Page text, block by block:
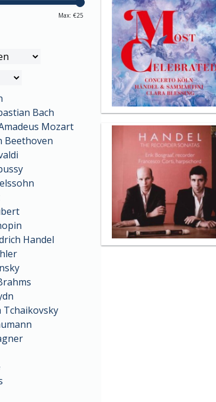
Max: €25
Bach
Mozart
Beethoven
Handel
Tchaikovsky